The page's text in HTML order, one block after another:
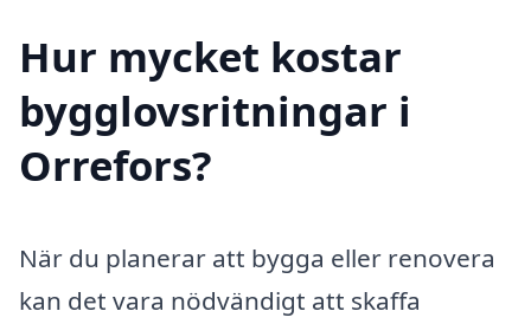
Hur mycket kostar
bygglovsritningar i
Orrefors?
När du planerar att bygga eller renovera
kan det vara nödvändigt att skaffa